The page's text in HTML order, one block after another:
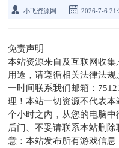
小飞资源网 2026-7-6
免责声明
本站资源来自及互联网收
用途，请遵循相关法律法
一时间联系我们邮箱：
理！本站一切资源不代表
个小时之内，从您的电脑中
后门、不妥请联系本站删除
意：本站发布所有游戏信息